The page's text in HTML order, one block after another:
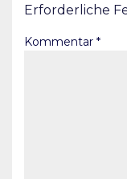
Erforderliche
Kommentar *